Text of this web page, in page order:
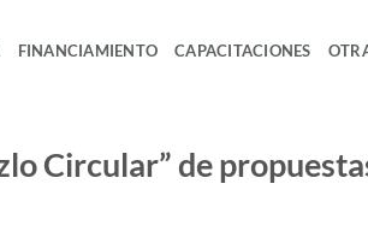
FINANCIAMIENTO CAPACITACIONES
Circular” de